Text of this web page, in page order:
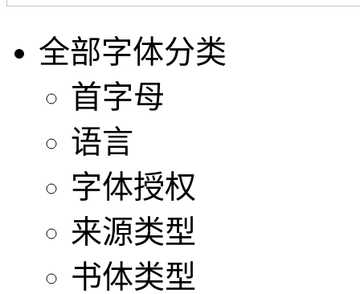
全部字体分类
首字母
语言
字体授权
来源类型
书体类型